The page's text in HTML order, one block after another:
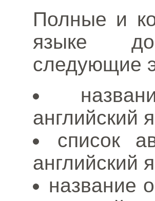
Полные и
языке
следующие
английский
список
английский
название